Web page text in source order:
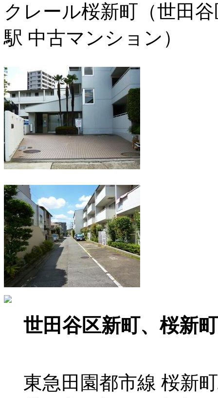
クレール桜新町（世田
駅 中古マンション）
世田谷区新町、桜新
東急田園都市線 桜新